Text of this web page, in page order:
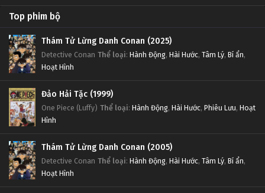
Top phim bộ
Thám Tử Lừng Danh Conan (2025)
Detective Conan Thể loại: Hành Động, Hài Hước, Tâm Lý, Bí ẩn,
Hoạt Hình
Đảo Hải Tặc (1999)
One Piece (Luffy) Thể loại: Hành Động, Hài Hước, Phiêu Lưu, Hoạt
Hình
Thám Tử Lừng Danh Conan (2005)
Detective Conan Thể loại: Hành Động, Hài Hước, Tâm Lý, Bí ẩn,
Hoạt Hình